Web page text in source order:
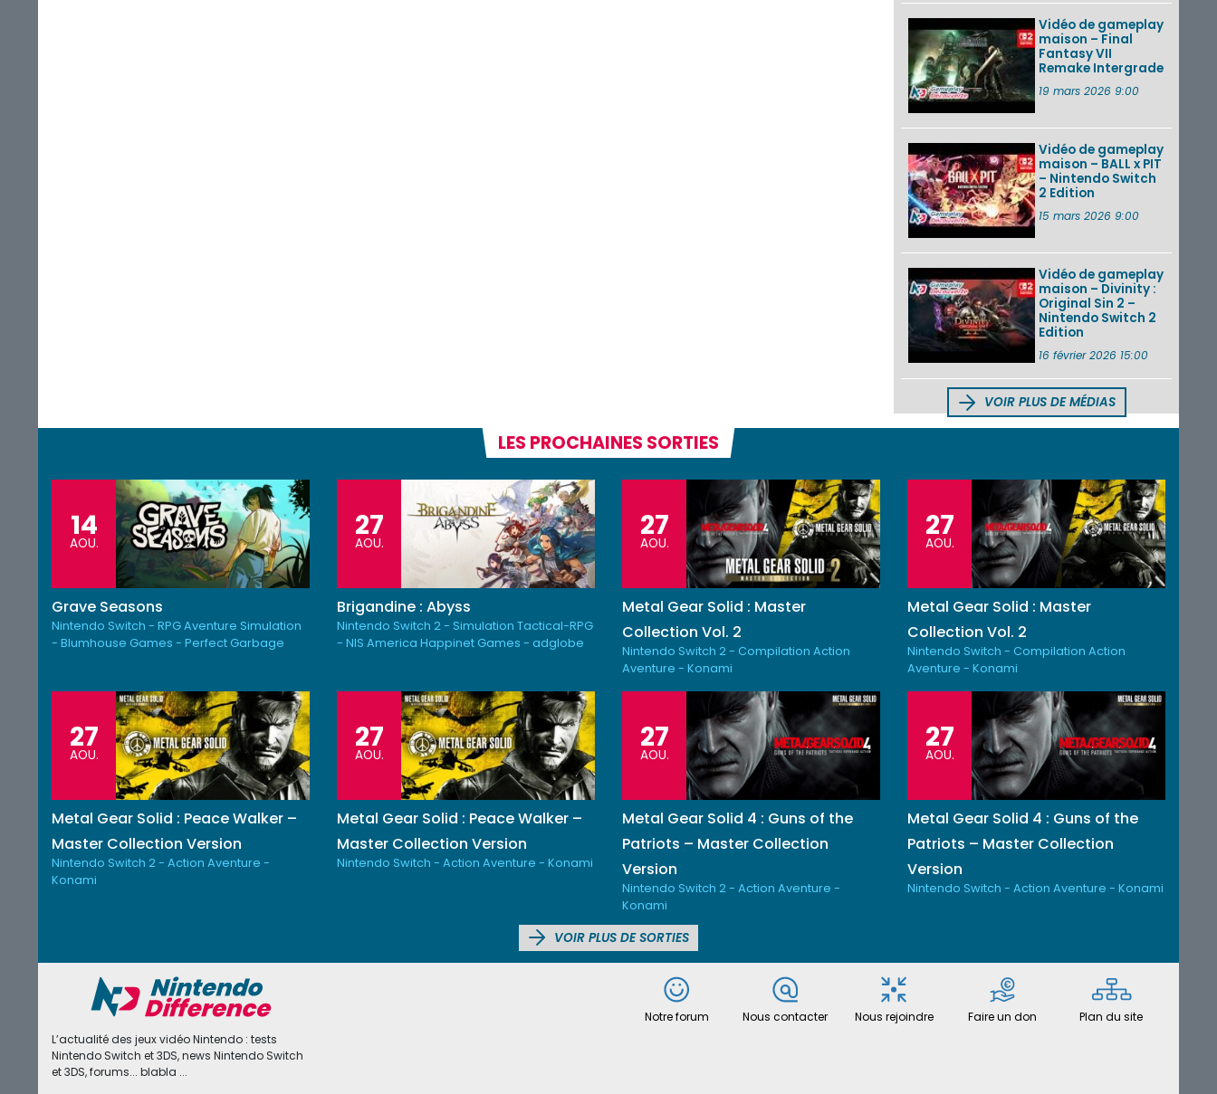
Vidéo de gameplay
maison – Final
Fantasy VII
Remake Intergrade
19 mars 2026 9:00
Vidéo de gameplay
maison – BALL x PIT
– Nintendo Switch
2 Edition
15 mars 2026 9:00
Vidéo de gameplay
maison – Divinity :
Original Sin 2 –
Nintendo Switch 2
Edition
16 février 2026 15:00
VOIR PLUS DE MÉDIAS
LES PROCHAINES SORTIES
14
AOU.
Grave Seasons
Nintendo Switch - RPG Aventure Simulation
- Blumhouse Games - Perfect Garbage
27
AOU.
Brigandine : Abyss
Nintendo Switch 2 - Simulation Tactical-RPG
- NIS America Happinet Games - adglobe
27
AOU.
Metal Gear Solid : Master
Collection Vol. 2
Nintendo Switch 2 - Compilation Action
Aventure - Konami
27
AOU.
Metal Gear Solid : Master
Collection Vol. 2
Nintendo Switch - Compilation Action
Aventure - Konami
27
AOU.
Metal Gear Solid : Peace Walker –
Master Collection Version
Nintendo Switch 2 - Action Aventure -
Konami
27
AOU.
Metal Gear Solid : Peace Walker –
Master Collection Version
Nintendo Switch - Action Aventure - Konami
27
AOU.
Metal Gear Solid 4 : Guns of the
Patriots – Master Collection
Version
Nintendo Switch 2 - Action Aventure -
Konami
27
AOU.
Metal Gear Solid 4 : Guns of the
Patriots – Master Collection
Version
Nintendo Switch - Action Aventure - Konami
VOIR PLUS DE SORTIES
L’actualité des jeux vidéo Nintendo : tests
Nintendo Switch et 3DS, news Nintendo Switch
et 3DS, forums... blabla ...
Notre forum Nous contacter Nous rejoindre Faire un don Plan du site